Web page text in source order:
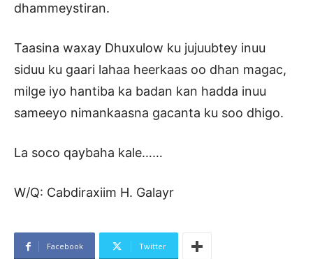
dhammeystiran.
Taasina waxay Dhuxulow ku jujuubtey inuu
siduu ku gaari lahaa heerkaas oo dhan magac,
milge iyo hantiba ka badan kan hadda inuu
sameeyo nimankaasna gacanta ku soo dhigo.
La soco qaybaha kale……
W/Q: Cabdiraxiim H. Galayr
Facebook Twitter